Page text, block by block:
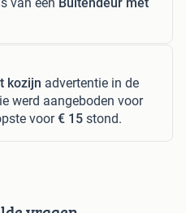
kozijn advertentie in de
werd aangeboden voor
voor€ 15 stond.